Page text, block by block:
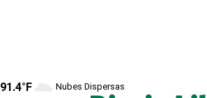
91.4°F Nubes Dispersas